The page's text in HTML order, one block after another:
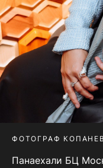
ФОТОГРАФ
Панаехали БЦ